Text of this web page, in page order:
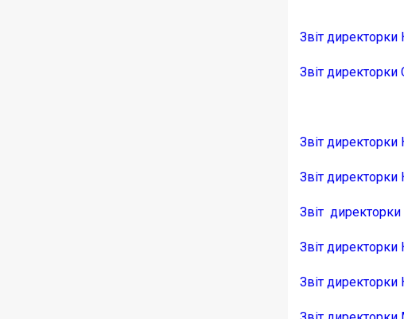
Звіт директорки
Звіт директорки
Звіт
Звіт
Звіт
Звіт
Звіт